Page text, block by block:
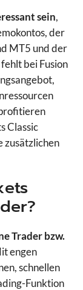
sein,
der
MT5 und der
bei Fusion
Classic
zusätzlichen
Trader bzw.
engen
schnellen
Funktion